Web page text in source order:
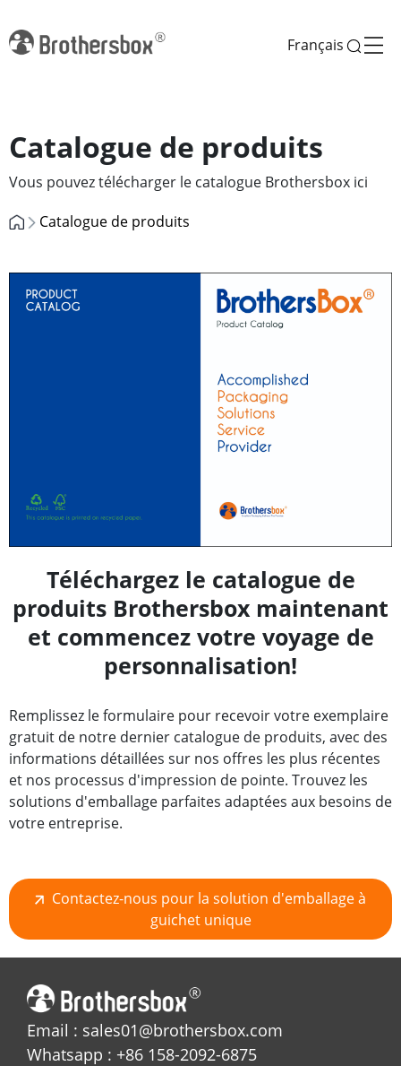
Français
Catalogue de produits
Vous pouvez télécharger le catalogue Brothersbox ici
Catalogue de produits
Téléchargez le catalogue de
produits Brothersbox maintenant
et commencez votre voyage de
personnalisation!
Remplissez le formulaire pour recevoir votre exemplaire
gratuit de notre dernier catalogue de produits, avec des
informations détaillées sur nos offres les plus récentes
et nos processus d'impression de pointe. Trouvez les
solutions d'emballage parfaites adaptées aux besoins de
votre entreprise.
guichet unique
Email : sales01@brothersbox.com
Whatsapp : +86 158-2092-6875